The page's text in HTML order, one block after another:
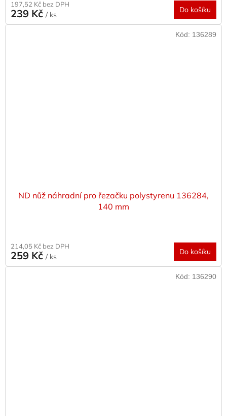
197,52 Kč bez DPH
239 Kč / ks
Do košíku
ND nůž náhradní pro řezačku polystyrenu 136284,
140 mm
214,05 Kč bez DPH
259 Kč / ks
Do košíku
Kód: 136289
Kód: 136290